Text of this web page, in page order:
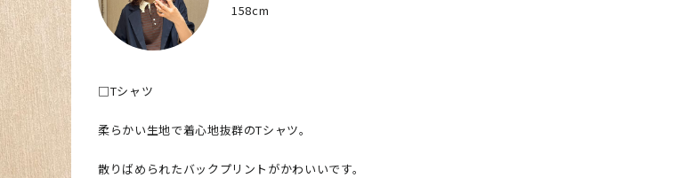
158cm
□Tシャツ
柔らかい生地で着心地抜群のTシャツ。
散りばめられたバックプリントがかわいいです。